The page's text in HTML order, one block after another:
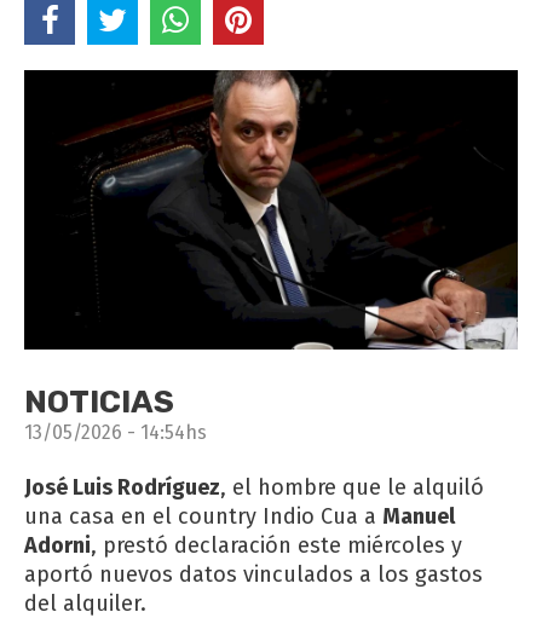
NOTICIAS
13/05/2026 - 14:54hs
José Luis Rodríguez, el hombre que le alquiló
una casa en el country Indio Cua a Manuel
Adorni, prestó declaración este miércoles y
aportó nuevos datos vinculados a los gastos
del alquiler.